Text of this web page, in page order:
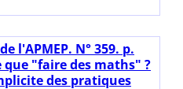
l'APMEP. N° 359. p.
que "faire des maths" ?
des pratiques